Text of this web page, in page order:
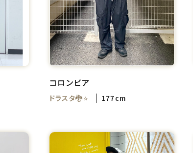
コロンビア
ドラスタ🐉⭐ 177cm